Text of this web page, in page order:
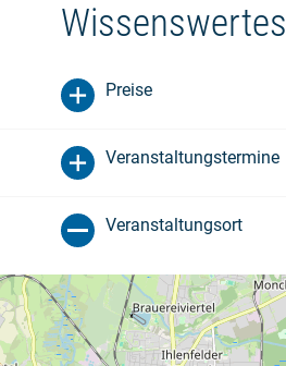
Wissenswertes
Preise
Veranstaltungstermine
Veranstaltungsort